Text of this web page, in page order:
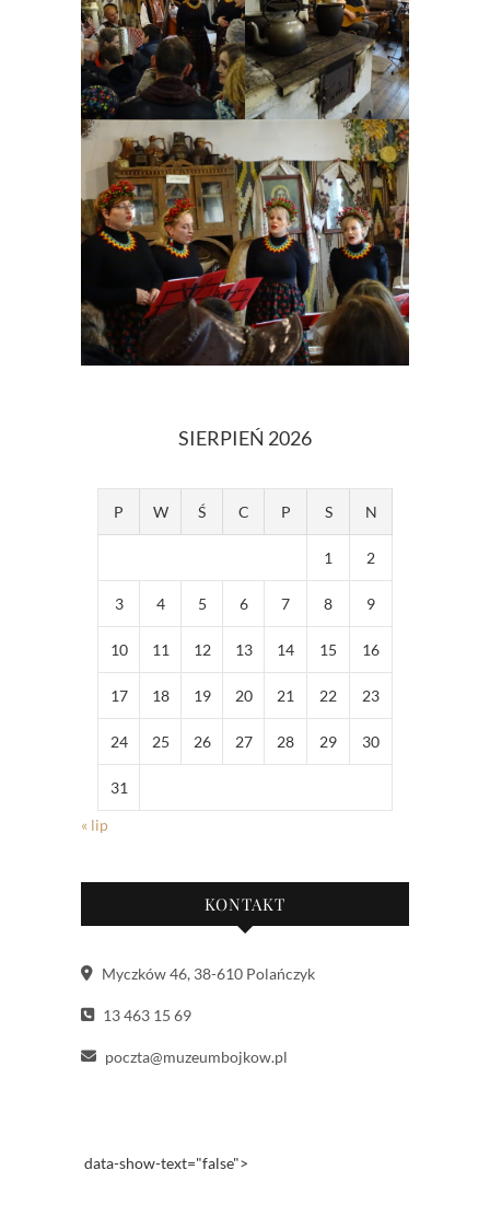
SIERPIEŃ 2026
P W Ś C P S N
1 2
3 4 5 6 7 8 9
10 11 12 13 14 15 16
17 18 19 20 21 22 23
24 25 26 27 28 29 30
31
« lip
KONTAKT
Myczków 46, 38-610 Polańczyk
13 463 15 69
poczta@muzeumbojkow.pl
data-show-text="false">